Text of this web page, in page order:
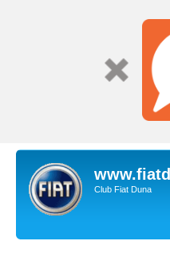
Club Fiat Duna